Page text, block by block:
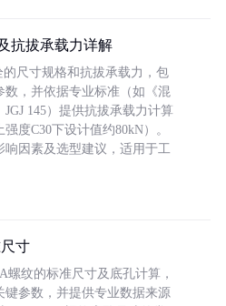
抗拔承载力详解
尺寸规格和抗拔承载力，包
，并依据专业标准（如《混
145）提供抗拔承载力计算
度C30下设计值约80kN）。
响因素及选型建议，适用于工
寸
螺纹的标准尺寸及底孔计算，
参数，并提供专业数据来源